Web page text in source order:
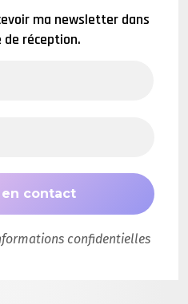
ma newsletter dans
réception.
confidentielles